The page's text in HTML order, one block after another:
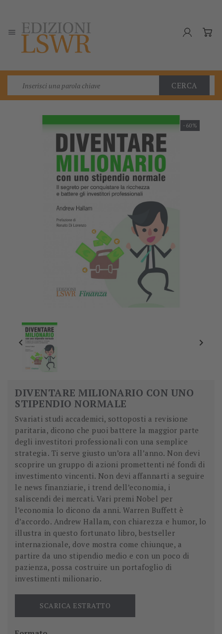

CERCA
-60%
 
DIVENTARE MILIONARIO CON UNO
STIPENDIO NORMALE
Svariati studi accademici, sottoposti a revisione
paritaria, dicono che puoi battere la maggior parte
degli investitori professionali con una semplice
strategia. Ti serve giusto un’ora all’anno. Non devi
scoprire un gruppo di azioni promettenti né fondi di
investimento vincenti. Non devi affannarti a seguire
le news finanziarie, i trend dell’economia, i
saliscendi dei mercati. Vari premi Nobel per
l’economia lo dicono da anni. Warren Buffett è
d’accordo. Andrew Hallam, con chiarezza e humor, lo
illustra in questo fortunato libro, bestseller
internazionale, dove mostra come chiunque, a
partire da uno stipendio medio e con un poco di
pazienza, possa costruire un portafoglio di
investimenti milionario.
SCARICA ESTRATTO